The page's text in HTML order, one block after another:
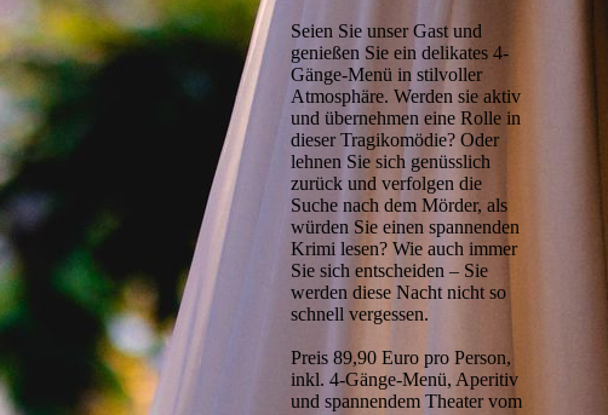
Seien Sie unser Gast und
genießen Sie ein delikates 4-
Gänge-Menü in stilvoller
Atmosphäre. Werden sie aktiv
und übernehmen eine Rolle in
dieser Tragikomödie? Oder
lehnen Sie sich genüsslich
zurück und verfolgen die
Suche nach dem Mörder, als
würden Sie einen spannenden
Krimi lesen? Wie auch immer
Sie sich entscheiden – Sie
werden diese Nacht nicht so
schnell vergessen.
Preis 89,90 Euro pro Person,
inkl. 4-Gänge-Menü, Aperitiv
und spannendem Theater vom